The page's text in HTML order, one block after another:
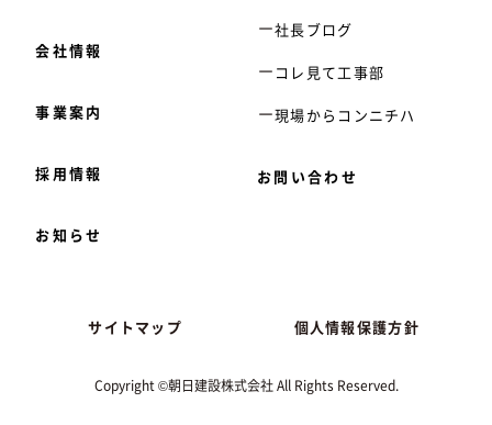
会社情報
事業案内
採用情報
お知らせ
社長ブログ
コレ見て工事部
現場からコンニチハ
お問い合わせ
Copyright ©朝日建設株式会社 All Rights Reserved.
サイトマップ 個人情報保護方針